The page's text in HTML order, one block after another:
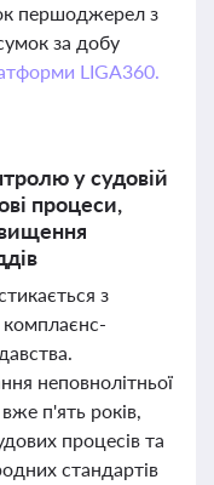
першоджерел з
за добу
LIGA360.
у судовій
процеси,
з
неповнолітньої
п'ять років,
процесів та
стандартів